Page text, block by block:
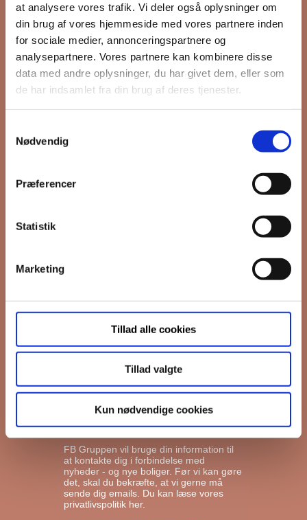
at analysere vores trafik. Vi deler også oplysninger om
din brug af vores hjemmeside med vores partnere inden
for sociale medier, annonceringspartnere og
analysepartnere. Vores partnere kan kombinere disse
data med andre oplysninger, du har givet dem, eller som
de har indsamlet fra din brug af deres tjenester.
Nødvendig
Præferencer
Statistik
Marketing
Tillad alle cookies
Tillad valgte
Kun nødvendige cookies
Hold dig opdateret på hvad der sker
på Grønttorvet. I vores nyhedsbrev
sender vi blandt andet invitation til
VIP Åbent Hus, når vi sætter nye
boliger til salg og udlejning, så du
Interesseret i
Ejerboliger
Lejeboliger
Andelsboliger
Markedsføringstilladelse
FB Gruppen vil bruge din information til
at kontakte dig i forbindelse med
nyheder - og nye boliger. Før vi kan gøre
det, skal du bekræfte, at vi gerne må
sende dig emails. Du kan læse vores
privatlivspolitik her.